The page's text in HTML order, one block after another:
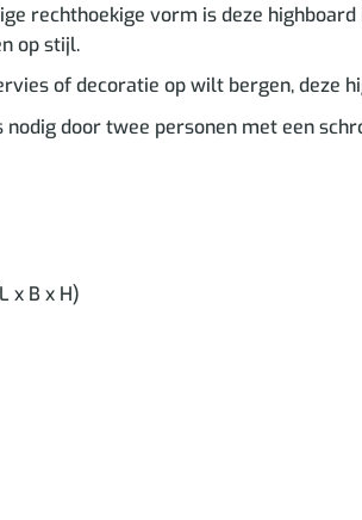
rechthoekige vorm is deze
op stijl.
of decoratie op wilt bergen, deze
nodig door twee personen met een
x B x H)